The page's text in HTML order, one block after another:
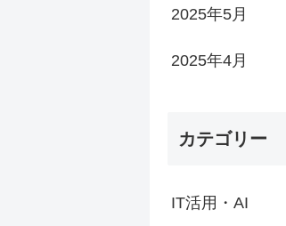
2025年5月
2025年4月
カテゴリー
IT活用・AI